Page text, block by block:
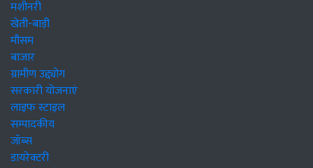
मशीनरी
खेती-बाड़ी
मौसम
बाजार
ग्रामीण उद्द्योग
सरकारी योजनाएं
लाइफ स्टाइल
सम्पादकीय
जॉब्स
डायरेक्टरी